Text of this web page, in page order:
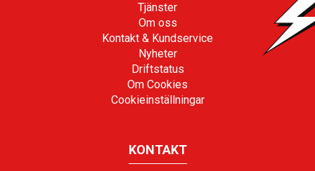
Tjänster
Om oss
Kontakt & Kundservice
Nyheter
Driftstatus
Om Cookies
Cookieinställningar
KONTAKT